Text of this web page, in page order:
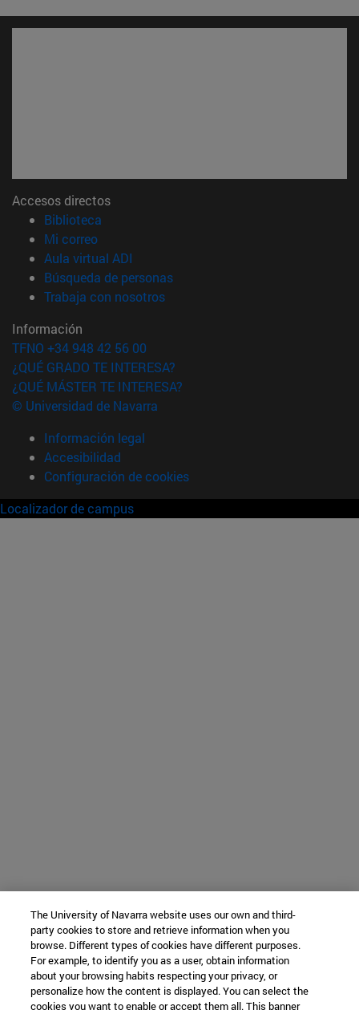
Accesos directos
Biblioteca
Mi correo(abre en nueva ventana)
Aula virtual ADI
Búsqueda de personas(abre en nueva ventana)
Trabaja con nosotros(abre en nueva ventana)
Información
TFNO +34 948 42 56 00
¿QUÉ GRADO TE INTERESA?
¿QUÉ MÁSTER TE INTERESA?
© Universidad de Navarra
Información legal
Accesibilidad
Configuración de cookies
Localizador de campus
The University of Navarra website uses our own and third-
party cookies to store and retrieve information when you
browse. Different types of cookies have different purposes.
For example, to identify you as a user, obtain information
about your browsing habits respecting your privacy, or
personalize how the content is displayed. You can select the
cookies you want to enable or accept them all. This banner